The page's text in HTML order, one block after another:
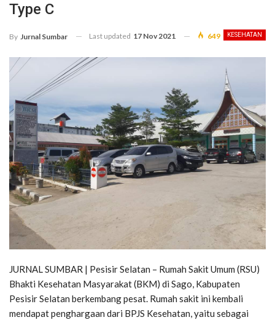
Type C
KESEHATAN
By Jurnal Sumbar Last updated 17 Nov 2021 649
JURNAL SUMBAR | Pesisir Selatan – Rumah Sakit Umum (RSU)
Bhakti Kesehatan Masyarakat (BKM) di Sago, Kabupaten
Pesisir Selatan berkembang pesat. Rumah sakit ini kembali
mendapat penghargaan dari BPJS Kesehatan, yaitu sebagai